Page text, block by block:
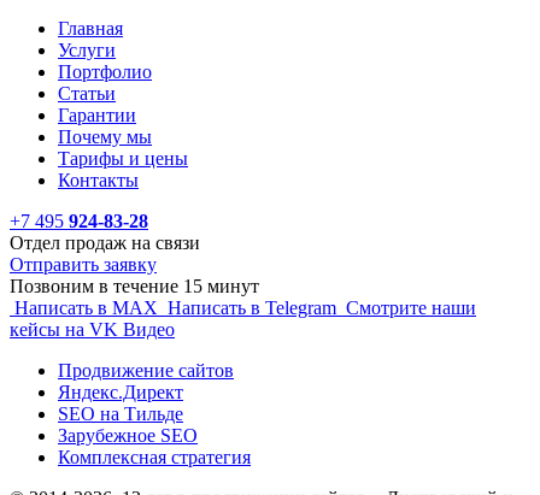
Главная
Услуги
Портфолио
Статьи
Гарантии
Почему мы
Тарифы и цены
Контакты
+7 495 924-83-28
Отдел продаж на связи
Отправить заявку
Позвоним в течение 15 минут
Написать в MAX Написать в Telegram Смотрите наши
кейсы на VK Видео
Продвижение сайтов
Яндекс.Директ
SEO на Тильде
Зарубежное SEO
Комплексная стратегия